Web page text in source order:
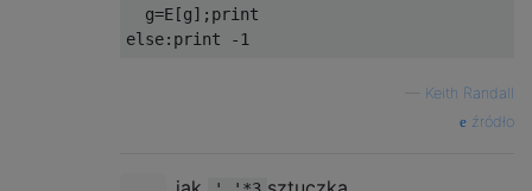
  g=E[g];print
Keith Randall
źródło